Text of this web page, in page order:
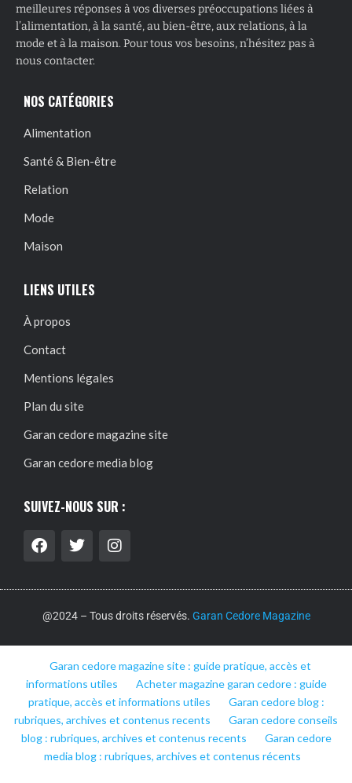
meilleures réponses à vos diverses préoccupations liées à
l’alimentation, à la santé, au bien-être, aux relations, à la
mode et à la maison. Pour tous vos besoins, n’hésitez pas à
nous contacter.
NOS CATÉGORIES
Alimentation
Santé & Bien-être
Relation
Mode
Maison
LIENS UTILES
À propos
Contact
Mentions légales
Plan du site
Garan cedore magazine site
Garan cedore media blog
SUIVEZ-NOUS SUR :
@2024 – Tous droits réservés. Garan Cedore Magazine
Garan cedore magazine site : guide pratique, accès et
informations utiles
Acheter magazine garan cedore : guide
pratique, accès et informations utiles
Garan cedore blog :
rubriques, archives et contenus recents
Garan cedore conseils
blog : rubriques, archives et contenus recents
Garan cedore
media blog : rubriques, archives et contenus récents